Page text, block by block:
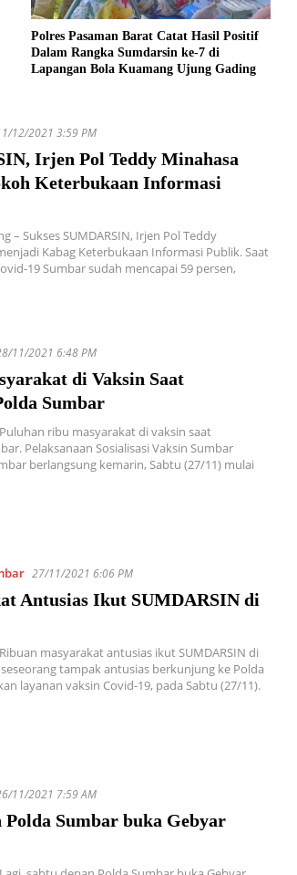
Polres Pasaman Barat Catat Hasil Positif
Dalam Rangka Sumdarsin ke-7 di
Lapangan Bola Kuamang Ujung Gading
12/2021 3:59 PM
Irjen Pol Teddy Minahasa
Keterbukaan Informasi
– Sukses SUMDARSIN, Irjen Pol Teddy
Kabag Keterbukaan Informasi Publik. Saat
19 Sumbar sudah mencapai 59 persen,
11/2021 6:48 PM
di Vaksin Saat
Sumbar
ribu masyarakat di vaksin saat
Pelaksanaan Sosialisasi Vaksin Sumbar
berlangsung kemarin, Sabtu (27/11) mulai
27/11/2021 6:06 PM
Antusias Ikut SUMDARSIN di
masyarakat antusias ikut SUMDARSIN di
tampak antusias berkunjung ke Polda
layanan vaksin Covid-19, pada Sabtu (27/11).
11/2021 7:59 AM
Polda Sumbar buka Gebyar